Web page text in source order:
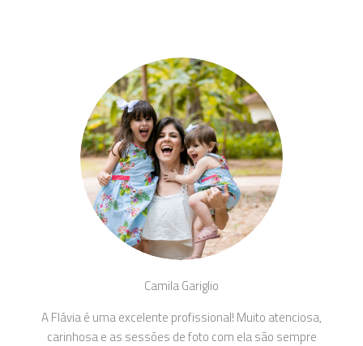
Camila Gariglio
A Flávia é uma excelente profissional! Muito atenciosa,
carinhosa e as sessões de foto com ela são sempre